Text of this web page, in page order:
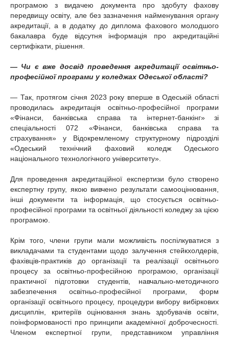
програмою з видачею документа про здобуту фахову
передвищу освіту, але без зазначення найменування органу
акредитації, а в додатку до диплома фахового молодшого
бакалавра буде відсутня інформація про акредитаційні
сертифікати, рішення.
— Чи є вже досвід проведення акредитації освітньо-
професійної програми у коледжах Одеської області?
— Так, протягом січня 2023 року вперше в Одеській області
проводилась акредитація освітньо-професійної програми
«Фінанси, банківська справа та інтернет-банкінг» зі
спеціальності 072 «Фінанси, банківська справа та
страхування» у Відокремленому структурному підрозділі
«Одеський технічний фаховий коледж Одеського
національного технологічного університету».
Для проведення акредитаційної експертизи було створено
експертну групу, якою вивчено результати самооцінювання,
інші документи та інформація, що стосується освітньо-
професійної програми та освітньої діяльності коледжу за цією
програмою.
Крім того, члени групи мали можливість поспілкуватися з
викладачами та студентами щодо залучення стейкхолдерів,
фахівців-практиків до організації та реалізації освітнього
процесу за освітньо-професійною програмою, організації
практичної підготовки студентів, навчально-методичного
забезпечення освітньо-професійної програми, форм
організації освітнього процесу, процедури вибору вибіркових
дисциплін, критеріїв оцінювання знань здобувачів освіти,
поінформованості про принципи академічної доброчесності.
Членом експертної групи, представником управління